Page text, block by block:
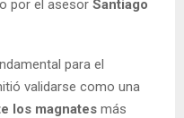
por el asesor Santiago
para el
validarse como una
los magnates más